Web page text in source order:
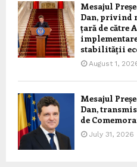
Mesajul
Dan, privind
țară de către
stabilității
August 1,
Mesajul
Dan,
de
July 31, 2026